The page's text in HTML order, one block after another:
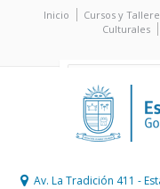
Inicio Cursos y
Culturales
Av. La Tradición 411 -